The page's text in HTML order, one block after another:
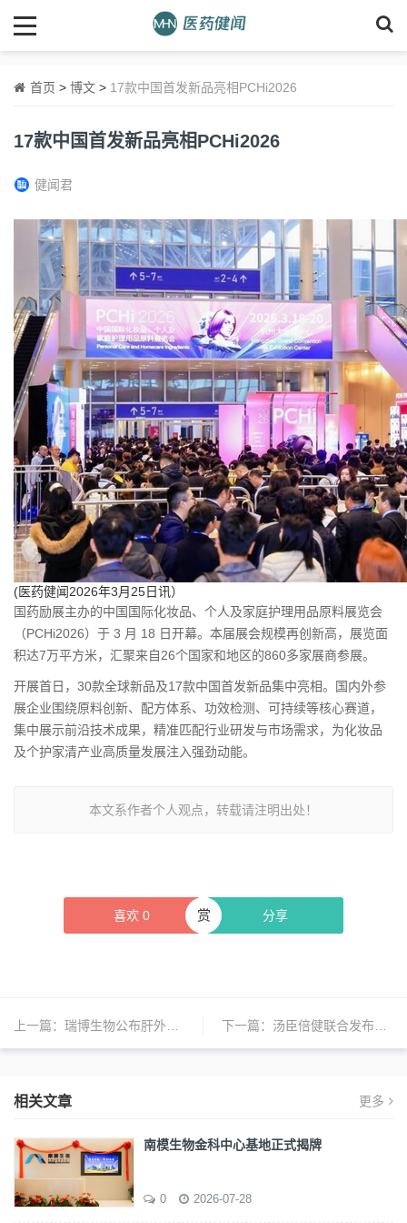
首页 > 博文 > 17款中国首发新品亮相PCHi2026
17款中国首发新品亮相PCHi2026
健闻君
(医药健闻2026年3月25日讯）
国药励展主办的中国国际化妆品、个人及家庭护理用品原料展览会
（PCHi2026）于 3 月 18 日开幕。本届展会规模再创新高，展览面
积达7万平方米，汇聚来自26个国家和地区的860多家展商参展。
开展首日，30款全球新品及17款中国首发新品集中亮相。国内外参
展企业围绕原料创新、配方体系、功效检测、可持续等核心赛道，
集中展示前沿技术成果，精准匹配行业研发与市场需求，为化妆品
及个护家清产业高质量发展注入强劲动能。
本文系作者个人观点，转载请注明出处！
喜欢 0 分享
赏
上一篇： 瑞博生物公布肝外多器官靶向递送技术及多靶点技术最新进展 下一篇： 汤臣倍健联合发布《2026中国睡眠健康管理白皮书》
相关文章 更多
南模生物金科中心基地正式揭牌
0 2026-07-28